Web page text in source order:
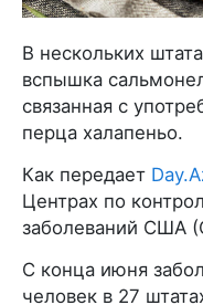
В нескольких
вспышка
связанная с
перца халапеньо.
Как передает
Центрах по
заболеваний США
С конца июня
человек в 27